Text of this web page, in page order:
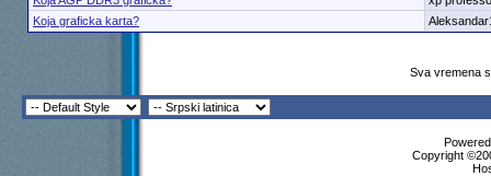
Koja graficka karta?
Sva vremena
Copyright